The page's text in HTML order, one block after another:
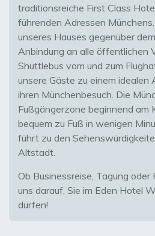
traditionsreiche First Class
führenden Adressen
unseres Hauses gegenüber
Anbindung an alle öffentlichen
Shuttlebus vom und zum
unsere Gäste zu einem idealen
ihren Münchenbesuch. Die
Fußgängerzone beginnend am
bequem zu Fuß in wenigen
führt zu den
Altstadt.
Ob Businessreise, Tagung oder
uns darauf, Sie im Eden Hotel
dürfen!